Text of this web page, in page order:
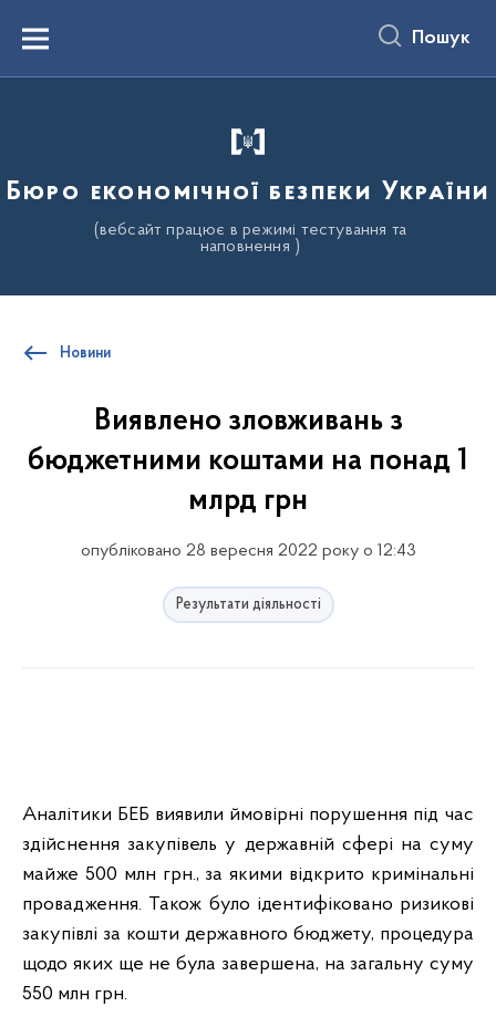
вмістуMenu Пошук
Бюро економічної безпеки України
(вебсайт працює в режимі тестування та
наповнення )
Новини
Виявлено зловживань з
бюджетними коштами на понад 1
млрд грн
опубліковано 28 вересня 2022 року о 12:43
Результати діяльності
Аналітики БЕБ виявили ймовірні порушення під час
здійснення закупівель у державній сфері на суму
майже 500 млн грн., за якими відкрито кримінальні
провадження. Також було ідентифіковано ризикові
закупівлі за кошти державного бюджету, процедура
щодо яких ще не була завершена, на загальну суму
550 млн грн.